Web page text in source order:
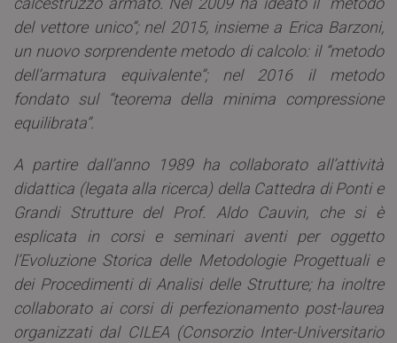
del vettore unico”; nel 2015, insieme a Erica Barzoni,
un nuovo sorprendente metodo di calcolo: il “metodo
dell’armatura equivalente”; nel 2016 il metodo
fondato sul “teorema della minima compressione
equilibrata”.
A partire dall’anno 1989 ha collaborato all’attività
didattica (legata alla ricerca) della Cattedra di Ponti e
Grandi Strutture del Prof. Aldo Cauvin, che si è
esplicata in corsi e seminari aventi per oggetto
l’Evoluzione Storica delle Metodologie Progettuali e
dei Procedimenti di Analisi delle Strutture; ha inoltre
collaborato ai corsi di perfezionamento post-laurea
organizzati dal CILEA (Consorzio Inter-Universitario